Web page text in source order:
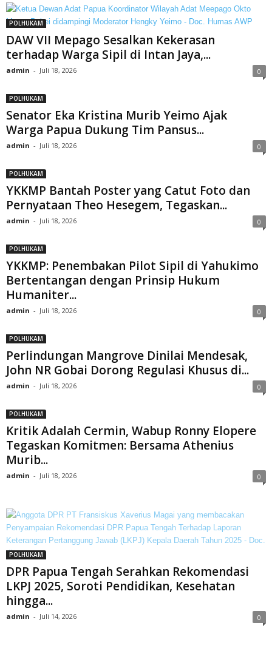
POLHUKAM
DAW VII Mepago Sesalkan Kekerasan
terhadap Warga Sipil di Intan Jaya,...
admin - Juli 18, 2026 0
POLHUKAM
Senator Eka Kristina Murib Yeimo Ajak
Warga Papua Dukung Tim Pansus...
admin - Juli 18, 2026 0
POLHUKAM
YKKMP Bantah Poster yang Catut Foto dan
Pernyataan Theo Hesegem, Tegaskan...
admin - Juli 18, 2026 0
POLHUKAM
YKKMP: Penembakan Pilot Sipil di Yahukimo
Bertentangan dengan Prinsip Hukum
Humaniter...
admin - Juli 18, 2026 0
POLHUKAM
Perlindungan Mangrove Dinilai Mendesak,
John NR Gobai Dorong Regulasi Khusus di...
admin - Juli 18, 2026 0
POLHUKAM
Kritik Adalah Cermin, Wabup Ronny Elopere
Tegaskan Komitmen: Bersama Athenius
Murib...
admin - Juli 18, 2026 0
POLHUKAM
DPR Papua Tengah Serahkan Rekomendasi
LKPJ 2025, Soroti Pendidikan, Kesehatan
hingga...
admin - Juli 14, 2026 0